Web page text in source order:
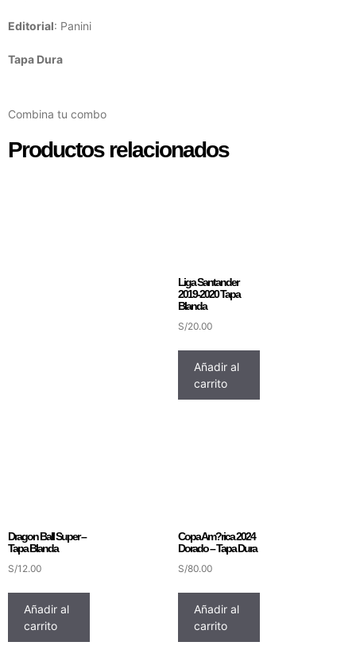
Editorial: Panini
Tapa Dura
Combina tu combo
Productos relacionados
Liga Santander
2019-2020 Tapa
Blanda
S/20.00
Añadir al
carrito
Dragon Ball Super –
Tapa Blanda
S/12.00
Añadir al
carrito
Copa Am?rica 2024
Dorado – Tapa Dura
S/80.00
Añadir al
carrito